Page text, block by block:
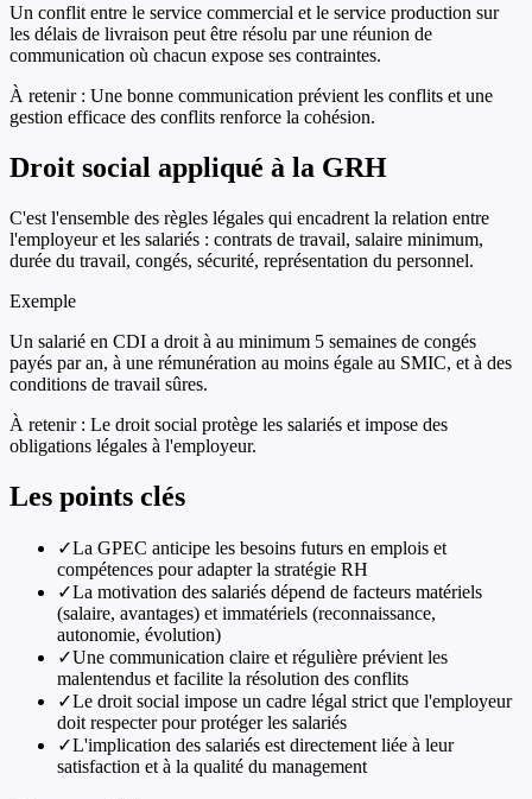
Un conflit entre le service commercial et le service production sur
les délais de livraison peut être résolu par une réunion de
communication où chacun expose ses contraintes.
À retenir : Une bonne communication prévient les conflits et une
gestion efficace des conflits renforce la cohésion.
Droit social appliqué à la GRH
C'est l'ensemble des règles légales qui encadrent la relation entre
l'employeur et les salariés : contrats de travail, salaire minimum,
durée du travail, congés, sécurité, représentation du personnel.
Exemple
Un salarié en CDI a droit à au minimum 5 semaines de congés
payés par an, à une rémunération au moins égale au SMIC, et à des
conditions de travail sûres.
À retenir : Le droit social protège les salariés et impose des
obligations légales à l'employeur.
Les points clés
✓La GPEC anticipe les besoins futurs en emplois et
compétences pour adapter la stratégie RH
✓La motivation des salariés dépend de facteurs matériels
(salaire, avantages) et immatériels (reconnaissance,
autonomie, évolution)
✓Une communication claire et régulière prévient les
malentendus et facilite la résolution des conflits
✓Le droit social impose un cadre légal strict que l'employeur
doit respecter pour protéger les salariés
✓L'implication des salariés est directement liée à leur
satisfaction et à la qualité du management